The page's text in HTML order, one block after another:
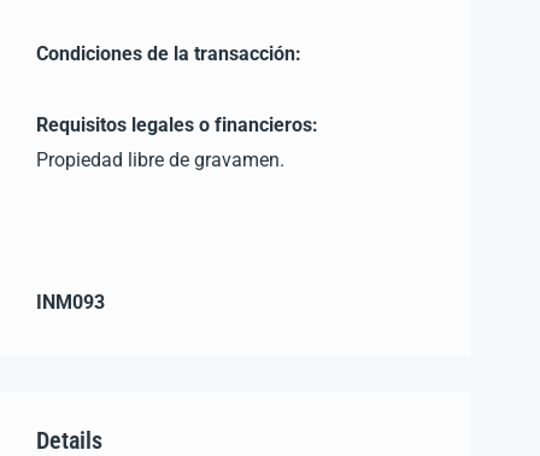
Condiciones de la transacción:
Requisitos legales o financieros:
Propiedad libre de gravamen.
INM093
Details